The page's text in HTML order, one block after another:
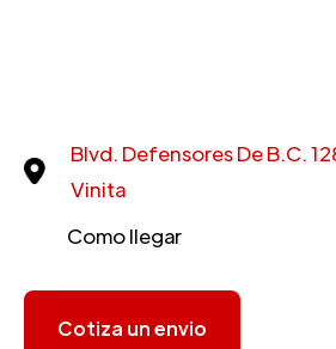
Blvd. Defensores De B.C.
Vinita
Como llegar
Cotiza un envio